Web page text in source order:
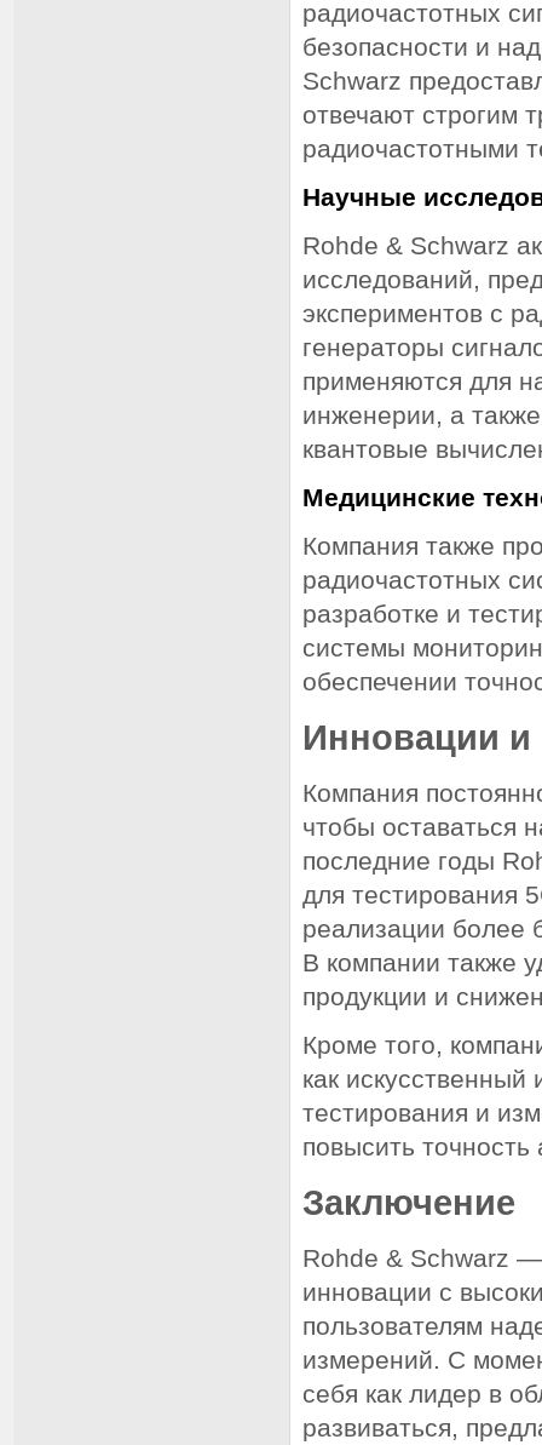
радиочастотных
безопасности и
Schwarz
отвечают строгим
радиочастотными
Научные
Rohde & Schwarz
исследований,
экспериментов с
генераторы
применяются для
инженерии, а
квантовые
Медицинские
Компания также
радиочастотных
разработке и
системы
обеспечении
Инновации и
Компания
чтобы оставаться
последние годы
для тестирования
реализации более
В компании также
продукции и
Кроме того,
как
тестирования и
повысить
Заключение
Rohde & Schwarz —
инновации с
пользователям
измерений. С
себя как лидер в
развиваться,